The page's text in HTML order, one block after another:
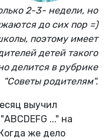
2-3- недели, но
до сих пор =)
поэтому имеет
детей такого
делится в рубрике
"Советы родителям".
выучил
..." на
же дело